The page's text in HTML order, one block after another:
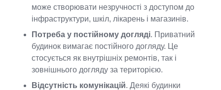
може створювати незручності з доступом до
інфраструктури, шкіл, лікарень і магазинів.
Потреба у постійному догляді. Приватний
будинок вимагає постійного догляду. Це
стосується як внутрішніх ремонтів, так і
зовнішнього догляду за територією.
Відсутність комунікацій. Деякі будинки